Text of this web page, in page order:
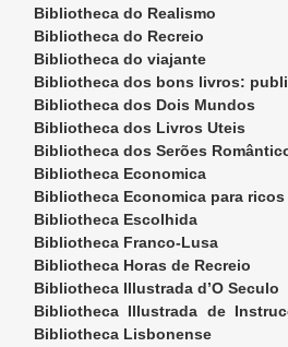
Bibliotheca do Realismo
Bibliotheca do Recreio
Bibliotheca do viajante
Bibliotheca dos bons livros:
Bibliotheca dos Dois Mundos
Bibliotheca dos Livros Uteis
Bibliotheca dos Serões
Bibliotheca Economica
Bibliotheca Economica para ricos
Bibliotheca Escolhida
Bibliotheca Franco-Lusa
Bibliotheca Horas de Recreio
Bibliotheca Illustrada d’O Seculo
Bibliotheca Illustrada de
desconhecidos.
Bibliotheca Lisbonense